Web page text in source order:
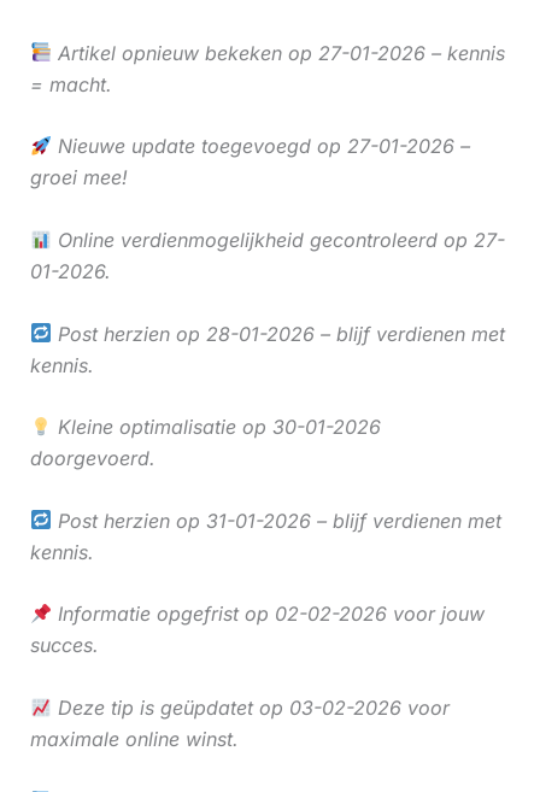
Artikel opnieuw bekeken op 27-01-2026 – kennis
= macht.
Nieuwe update toegevoegd op 27-01-2026 –
groei mee!
Online verdienmogelijkheid gecontroleerd op 27-
01-2026.
Post herzien op 28-01-2026 – blijf verdienen met
kennis.
Kleine optimalisatie op 30-01-2026
doorgevoerd.
Post herzien op 31-01-2026 – blijf verdienen met
kennis.
Informatie opgefrist op 02-02-2026 voor jouw
succes.
Deze tip is geüpdatet op 03-02-2026 voor
maximale online winst.